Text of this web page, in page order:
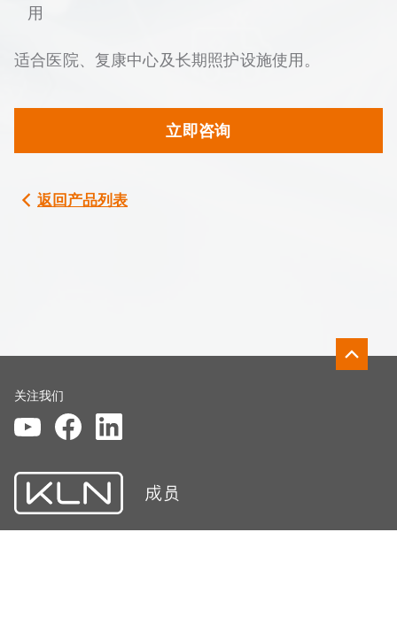
用
适合医院、复康中心及长期照护设施使用。
立即咨询
返回产品列表
关注我们